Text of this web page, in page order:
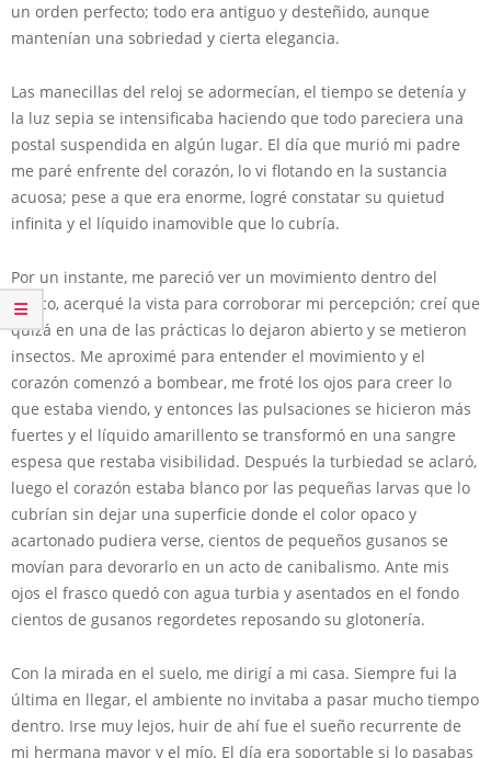
un orden perfecto; todo era antiguo y desteñido, aunque
mantenían una sobriedad y cierta elegancia.
Las manecillas del reloj se adormecían, el tiempo se detenía y
la luz sepia se intensificaba haciendo que todo pareciera una
postal suspendida en algún lugar. El día que murió mi padre
me paré enfrente del corazón, lo vi flotando en la sustancia
acuosa; pese a que era enorme, logré constatar su quietud
infinita y el líquido inamovible que lo cubría.
Por un instante, me pareció ver un movimiento dentro del
frasco, acerqué la vista para corroborar mi percepción; creí que
quizá en una de las prácticas lo dejaron abierto y se metieron
insectos. Me aproximé para entender el movimiento y el
corazón comenzó a bombear, me froté los ojos para creer lo
que estaba viendo, y entonces las pulsaciones se hicieron más
fuertes y el líquido amarillento se transformó en una sangre
espesa que restaba visibilidad. Después la turbiedad se aclaró,
luego el corazón estaba blanco por las pequeñas larvas que lo
cubrían sin dejar una superficie donde el color opaco y
acartonado pudiera verse, cientos de pequeños gusanos se
movían para devorarlo en un acto de canibalismo. Ante mis
ojos el frasco quedó con agua turbia y asentados en el fondo
cientos de gusanos regordetes reposando su glotonería.
Con la mirada en el suelo, me dirigí a mi casa. Siempre fui la
última en llegar, el ambiente no invitaba a pasar mucho tiempo
dentro. Irse muy lejos, huir de ahí fue el sueño recurrente de
mi hermana mayor y el mío. El día era soportable si lo pasabas